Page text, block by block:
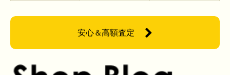
安心＆高額査定